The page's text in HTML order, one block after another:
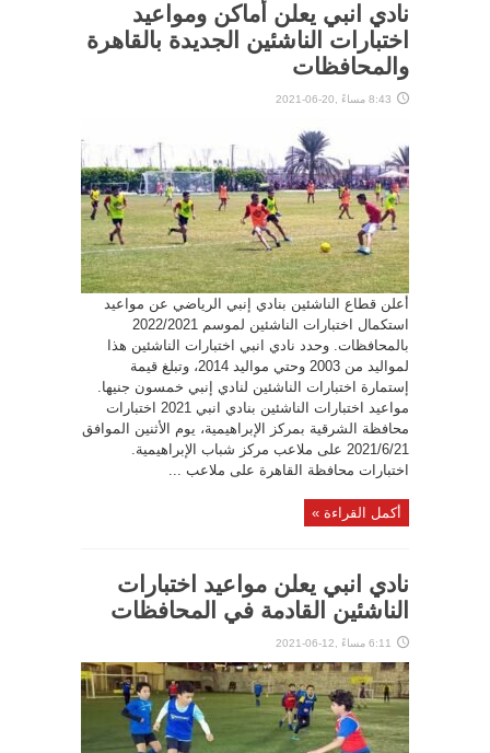
نادي انبي يعلن أماكن ومواعيد
اختبارات الناشئين الجديدة بالقاهرة
والمحافظات
8:43 مساءً ,20-06-2021
أعلن قطاع الناشئين بنادي إنبي الرياضي عن مواعيد
استكمال اختبارات الناشئين لموسم 2022/2021
بالمحافظات. وحدد نادي انبي اختبارات الناشئين هذا
لمواليد من 2003 وحتي مواليد 2014، وتبلغ قيمة
إستمارة اختبارات الناشئين لنادي إنبي خمسون جنيها.
مواعيد اختبارات الناشئين بنادي انبي 2021 اختبارات
محافظة الشرقية بمركز الإبراهيمية، يوم الأثنين الموافق
2021/6/21 على ملاعب مركز شباب الإبراهيمية.
اختبارات محافظة القاهرة على ملاعب ...
أكمل القراءة »
نادي انبي يعلن مواعيد اختبارات
الناشئين القادمة في المحافظات
6:11 مساءً ,12-06-2021